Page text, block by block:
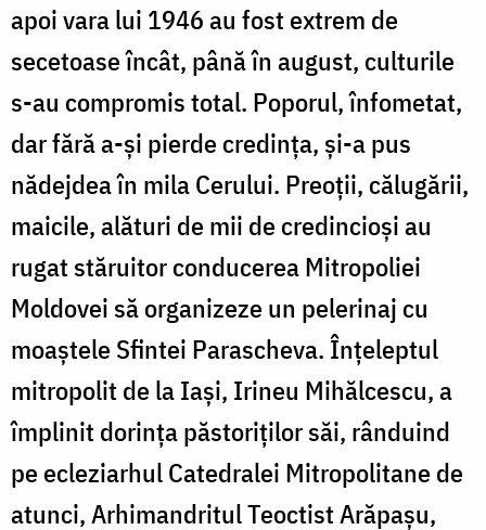
apoi vara lui 1946 au fost extrem de
secetoase încât, până în august, culturile
s-au compromis total. Poporul, înfometat,
dar fără a-și pierde credința, și-a pus
nădejdea în mila Cerului. Preoții, călugării,
maicile, alături de mii de credincioși au
rugat stăruitor conducerea Mitropoliei
Moldovei să organizeze un pelerinaj cu
moaștele Sfintei Parascheva. Înțeleptul
mitropolit de la Iași, Irineu Mihălcescu, a
împlinit dorința păstoriților săi, rânduind
pe ecleziarhul Catedralei Mitropolitane de
atunci, Arhimandritul Teoctist Arăpașu,